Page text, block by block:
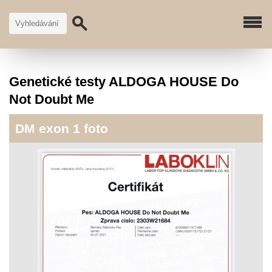
Genetické testy ALDOGA HOUSE Do
Not Doubt Me
DM exon 1 foto